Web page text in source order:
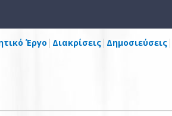
Έργο Διακρίσεις Δημοσιεύσεις